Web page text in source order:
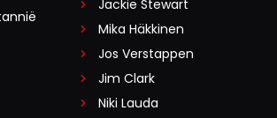
Jackie Stewart
Mika Häkkinen
Jos Verstappen
Jim Clark
Niki Lauda